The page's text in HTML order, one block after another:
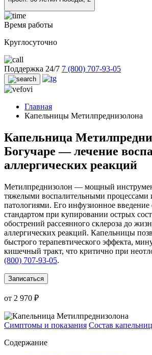
Время работы
Круглосуточно
Поддержка 24/7 7 (800) 707-93-05
Главная
Капельницы Метилпреднизолона
Капельница
Богучаре — лечение
аллергических реакций
Метилпреднизолон — мощный
тяжелыми воспалительными
патологиями. Его инфузионное введение
стандартом при купировании острых
обострений рассеянного склероза до
аллергических реакций. Капельницы
быстрого терапевтического эффекта,
кишечный тракт, что критично при
(800) 707-93-05.
Записаться
от 2 970 ₽
Симптомы и показания Состав
Содержание